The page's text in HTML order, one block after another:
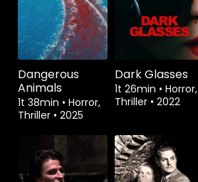
Dangerous
Animals
1t 38min • Horror,
Thriller • 2025
Dark Glasses
1t 26min • Horror,
Thriller • 2022